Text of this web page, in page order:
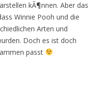
kÃ¶nnen. Aber das
Winnie Pooh und die
Arten und
Doch es ist doch
passt